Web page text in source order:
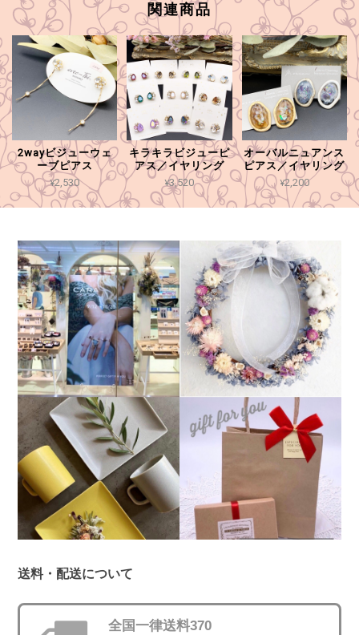
関連商品
2wayビジューウェ
ーブピアス
¥2,530
キラキラビジューピ
アス／イヤリング
¥3,520
オーバルニュアンス
ピアス／イヤリング
¥2,200
送料・配送について
全国一律送料370